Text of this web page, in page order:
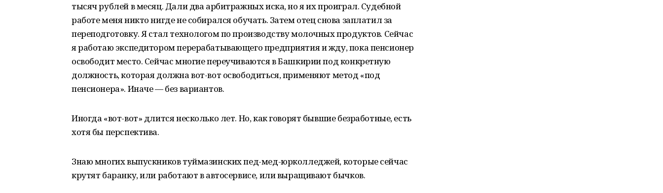
тысяч рублей в месяц. Дали два арбитражных иска, но я их проиграл. Судебной
работе меня никто нигде не собирался обучать. Затем отец снова заплатил за
переподготовку. Я стал технологом по производству молочных продуктов. Сейчас
я работаю экспедитором перерабатывающего предприятия и жду, пока пенсионер
освободит место. Сейчас многие переучиваются в Башкирии под конкретную
должность, которая должна вот-вот освободиться, применяют метод «под
пенсионера». Иначе — без вариантов.
Иногда «вот-вот» длится несколько лет. Но, как говорят бывшие безработные, есть
хотя бы перспектива.
Знаю многих выпускников туймазинских пед-мед-юрколледжей, которые сейчас
крутят баранку, или работают в автосервисе, или выращивают бычков.